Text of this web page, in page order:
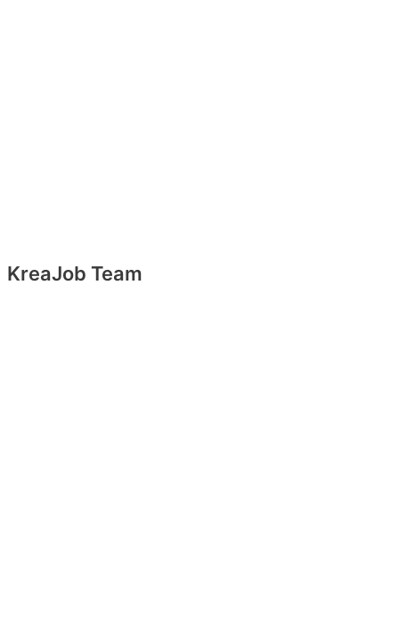
KreaJob Team